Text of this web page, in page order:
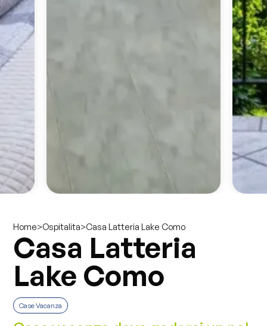
Home>Ospitalita>Casa Latteria Lake Como
Casa Latteria
Lake Como
Case Vacanza